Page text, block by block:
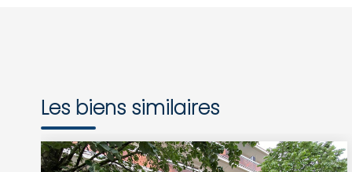
Les biens similaires